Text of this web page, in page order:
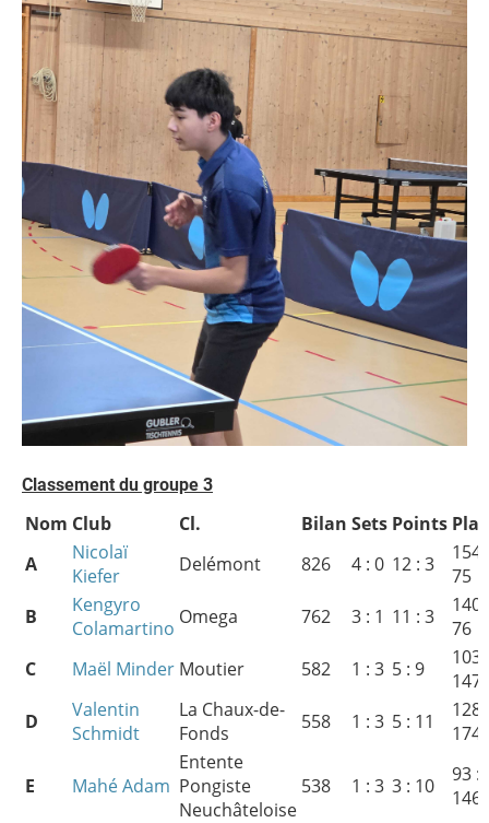
Classement du groupe 3
Nom Club Cl. Bilan Sets Points
A
Nicolaï
Kiefer
Delémont 826 4 : 0 12 : 3
154 :
75
B
Kengyro
Colamartino Omega 762 3 : 1 11 : 3
140 :
76
C
Maël Minder Moutier 582 1 : 3 5 : 9
103 :
147
D
Valentin
Schmidt
La Chaux-de-
Fonds
558 1 : 3 5 : 11
128 :
174
E Mahé Adam
Entente
Pongiste
Neuchâteloise
538 1 : 3 3 : 10
93 :
146